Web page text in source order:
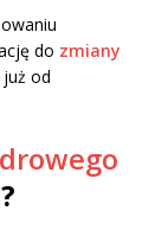
do zmiany
od